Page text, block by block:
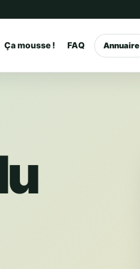
Ça mousse ! FAQ Annuaire